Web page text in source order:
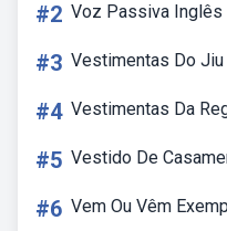
#2 Voz Passiva
#3 Vestimentas Do
#4 Vestimentas Da
#5 Vestido De
#6 Vem Ou Vêm